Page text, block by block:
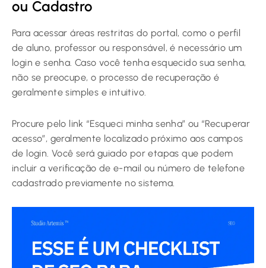
ou Cadastro
Para acessar áreas restritas do portal, como o perfil
de aluno, professor ou responsável, é necessário um
login e senha. Caso você tenha esquecido sua senha,
não se preocupe, o processo de recuperação é
geralmente simples e intuitivo.
Procure pelo link “Esqueci minha senha” ou “Recuperar
acesso”, geralmente localizado próximo aos campos
de login. Você será guiado por etapas que podem
incluir a verificação de e-mail ou número de telefone
cadastrado previamente no sistema.